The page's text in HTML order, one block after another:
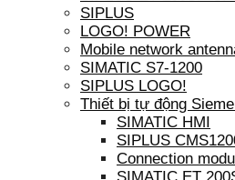
SIPLUS
LOGO! POWER
Mobile network
SIMATIC S7-1200
SIPLUS LOGO!
Thiết bị tự động
SIMATIC HMI
SIPLUS
Connection